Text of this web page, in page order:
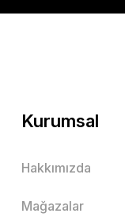
Kurumsal
Hakkımızda
Mağazalar